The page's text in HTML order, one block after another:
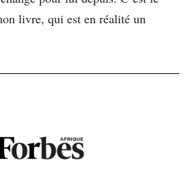
livre, qui est en réalité un